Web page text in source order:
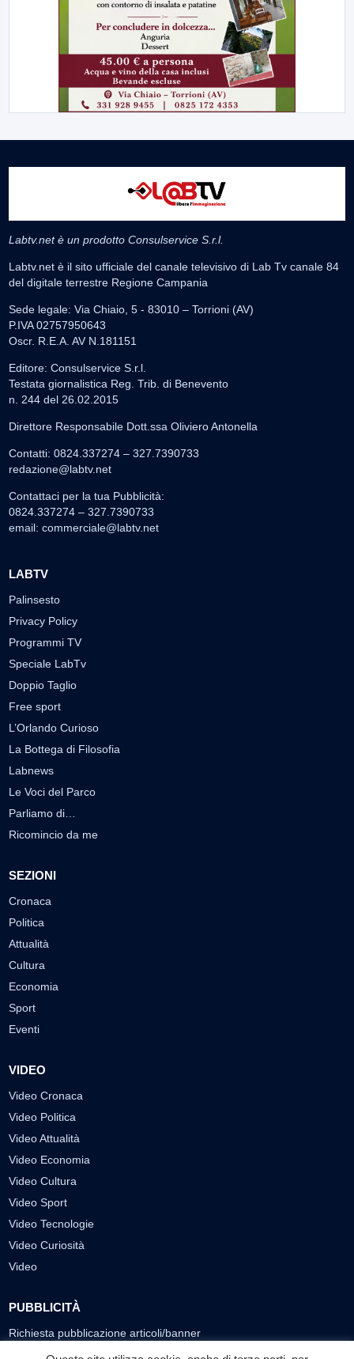
Labtv.net è un prodotto Consulservice S.r.l.
Labtv.net è il sito ufficiale del canale televisivo di Lab Tv canale 84
del digitale terrestre Regione Campania
Sede legale: Via Chiaio, 5 - 83010 – Torrioni (AV)
P.IVA 02757950643
Oscr. R.E.A. AV N.181151
Editore: Consulservice S.r.l.
Testata giornalistica Reg. Trib. di Benevento
n. 244 del 26.02.2015
Direttore Responsabile Dott.ssa Oliviero Antonella
Contatti: 0824.337274 – 327.7390733
redazione@labtv.net
Contattaci per la tua Pubblicità:
0824.337274 – 327.7390733
email: commerciale@labtv.net
LABTV
Palinsesto
Privacy Policy
Programmi TV
Speciale LabTv
Doppio Taglio
Free sport
L’Orlando Curioso
La Bottega di Filosofia
Labnews
Le Voci del Parco
Parliamo di…
Ricomincio da me
SEZIONI
Cronaca
Politica
Attualità
Cultura
Economia
Sport
Eventi
VIDEO
Video Cronaca
Video Politica
Video Attualità
Video Economia
Video Cultura
Video Sport
Video Tecnologie
Video Curiosità
Video
PUBBLICITÀ
Richiesta pubblicazione articoli/banner